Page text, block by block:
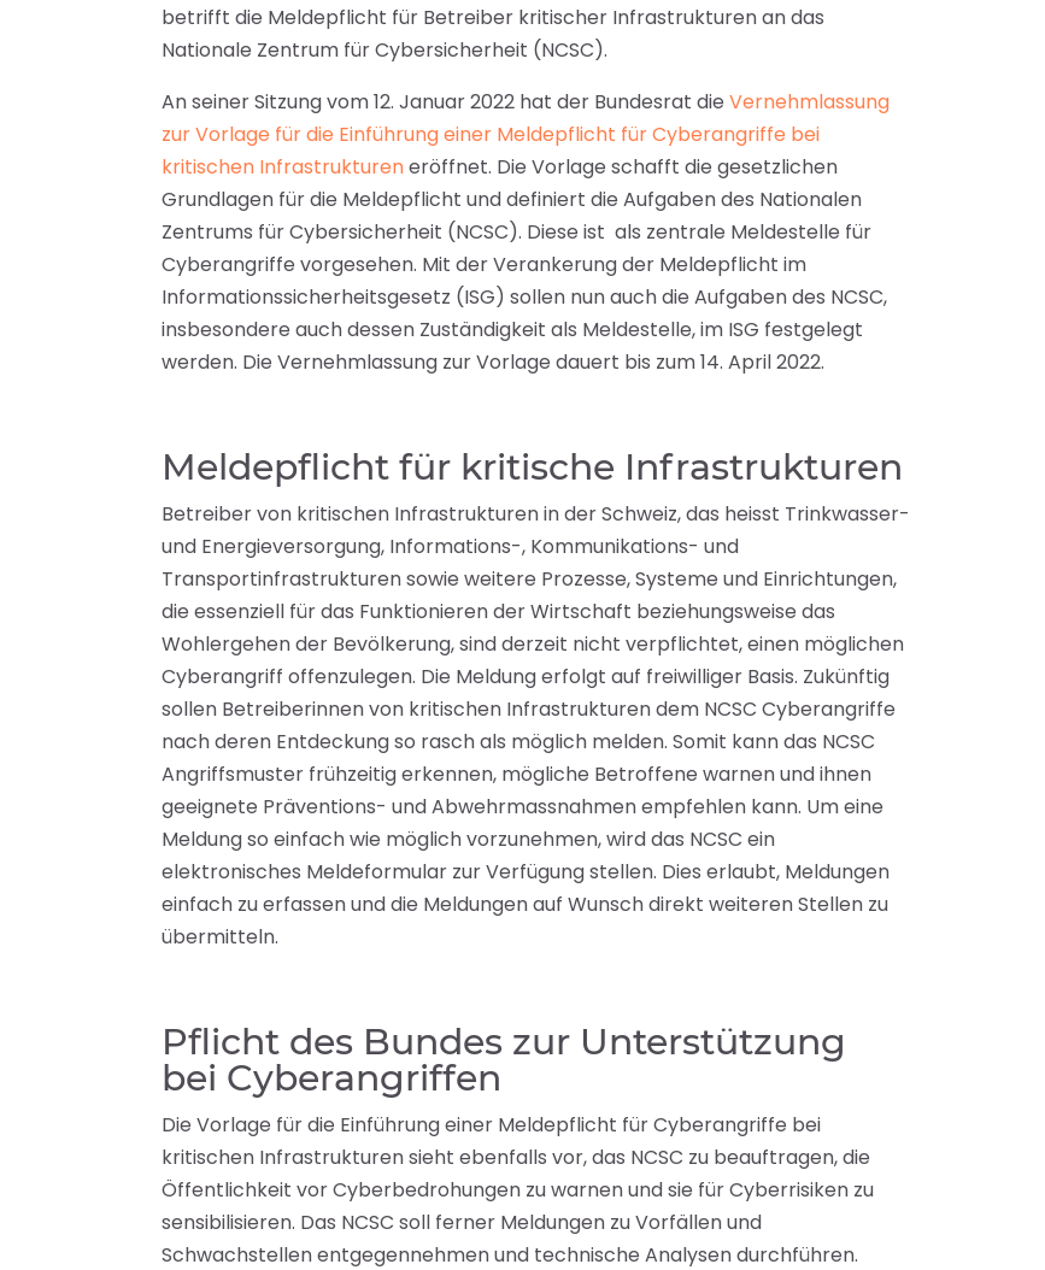
betrifft die Meldepflicht für Betreiber kritischer Infrastrukturen an das
Nationale Zentrum für Cybersicherheit (NCSC).
An seiner Sitzung vom 12. Januar 2022 hat der Bundesrat dieVernehmlassung
zur Vorlage für die Einführung einer Meldepflicht für Cyberangriffe bei
kritischen Infrastruktureneröffnet. Die Vorlage schafft die gesetzlichen
Grundlagen für die Meldepflicht und definiert die Aufgaben des Nationalen
Zentrums für Cybersicherheit (NCSC). Diese ist als zentrale Meldestelle für
Cyberangriffe vorgesehen. Mit der Verankerung der Meldepflicht im
Informationssicherheitsgesetz (ISG) sollen nun auch die Aufgaben des NCSC,
insbesondere auch dessen Zuständigkeit als Meldestelle, im ISG festgelegt
werden. Die Vernehmlassung zur Vorlage dauert bis zum 14. April 2022.
Meldepflicht für kritische Infrastrukturen
Betreiber von kritischen Infrastrukturen in der Schweiz, das heisst Trinkwasser-
und Energieversorgung, Informations-, Kommunikations- und
Transportinfrastrukturen sowie weitere Prozesse, Systeme und Einrichtungen,
die essenziell für das Funktionieren der Wirtschaft beziehungsweise das
Wohlergehen der Bevölkerung, sind derzeit nicht verpflichtet, einen möglichen
Cyberangriff offenzulegen. Die Meldung erfolgt auf freiwilliger Basis. Zukünftig
sollen Betreiberinnen von kritischen Infrastrukturen dem NCSC Cyberangriffe
nach deren Entdeckung so rasch als möglich melden. Somit kann das NCSC
Angriffsmuster frühzeitig erkennen, mögliche Betroffene warnen und ihnen
geeignete Präventions- und Abwehrmassnahmen empfehlen kann. Um eine
Meldung so einfach wie möglich vorzunehmen, wird das NCSC ein
elektronisches Meldeformular zur Verfügung stellen. Dies erlaubt, Meldungen
einfach zu erfassen und die Meldungen auf Wunsch direkt weiteren Stellen zu
übermitteln.
Pflicht des Bundes zur Unterstützung
bei Cyberangriffen
Die Vorlage für die Einführung einer Meldepflicht für Cyberangriffe bei
kritischen Infrastrukturen sieht ebenfalls vor, das NCSC zu beauftragen, die
Öffentlichkeit vor Cyberbedrohungen zu warnen und sie für Cyberrisiken zu
sensibilisieren. Das NCSC soll ferner Meldungen zu Vorfällen und
Schwachstellen entgegennehmen und technische Analysen durchführen.